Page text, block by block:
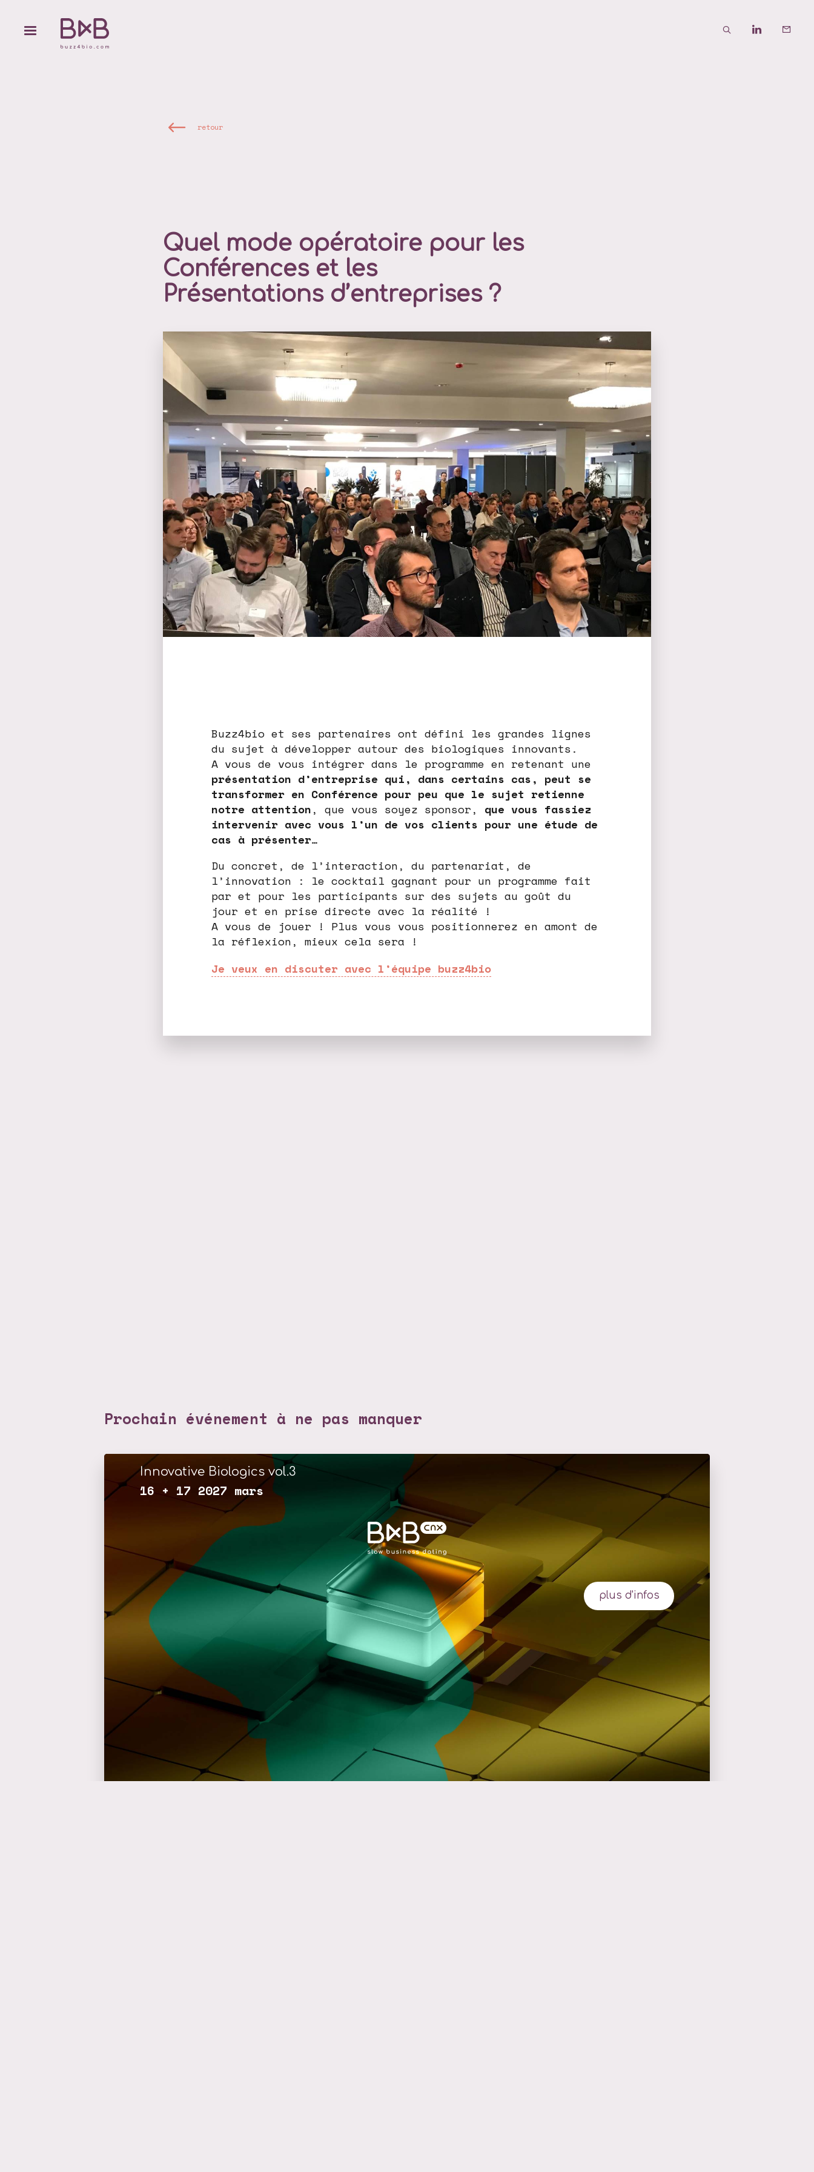
retour
Quel mode opératoire pour les
Conférences et les
Présentations d’entreprises ?
Buzz4bio et ses partenaires ont défini les grandes lignes
du sujet à développer autour des biologiques innovants.
A vous de vous intégrer dans le programme en retenant une
présentation d’entreprise qui, dans certains cas, peut se
transformer en Conférence pour peu que le sujet retienne
notre attention, que vous soyez sponsor, que vous fassiez
intervenir avec vous l’un de vos clients pour une étude de
cas à présenter…
Du concret, de l’interaction, du partenariat, de
l’innovation : le cocktail gagnant pour un programme fait
par et pour les participants sur des sujets au goût du
jour et en prise directe avec la réalité !
A vous de jouer ! Plus vous vous positionnerez en amont de
la réflexion, mieux cela sera !
Je veux en discuter avec l’équipe buzz4bio
Prochain événement à ne pas manquer
Innovative Biologics vol.3
16 + 17 2027 mars
plus d'infos